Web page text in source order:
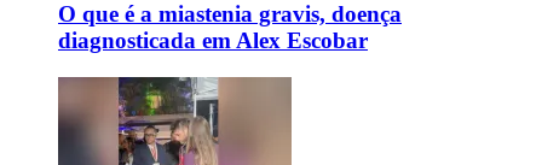
O que é a miastenia gravis, doença
diagnosticada em Alex Escobar